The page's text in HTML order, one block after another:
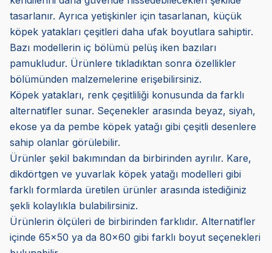
tasarlanır. Ayrıca yetişkinler için tasarlanan, küçük
köpek yatakları çeşitleri daha ufak boyutlara sahiptir.
Bazı modellerin iç bölümü pelüş iken bazıları
pamukludur. Ürünlere tıkladıktan sonra özellikler
bölümünden malzemelerine erişebilirsiniz.
Köpek yatakları, renk çeşitliliği konusunda da farklı
alternatifler sunar. Seçenekler arasında beyaz, siyah,
ekose ya da pembe köpek yatağı gibi çeşitli desenlere
sahip olanlar görülebilir.
Ürünler şekil bakımından da birbirinden ayrılır. Kare,
dikdörtgen ve yuvarlak köpek yatağı modelleri gibi
farklı formlarda üretilen ürünler arasında istediğiniz
şekli kolaylıkla bulabilirsiniz.
Ürünlerin ölçüleri de birbirinden farklıdır. Alternatifler
içinde 65x50 ya da 80x60 gibi farklı boyut seçenekleri